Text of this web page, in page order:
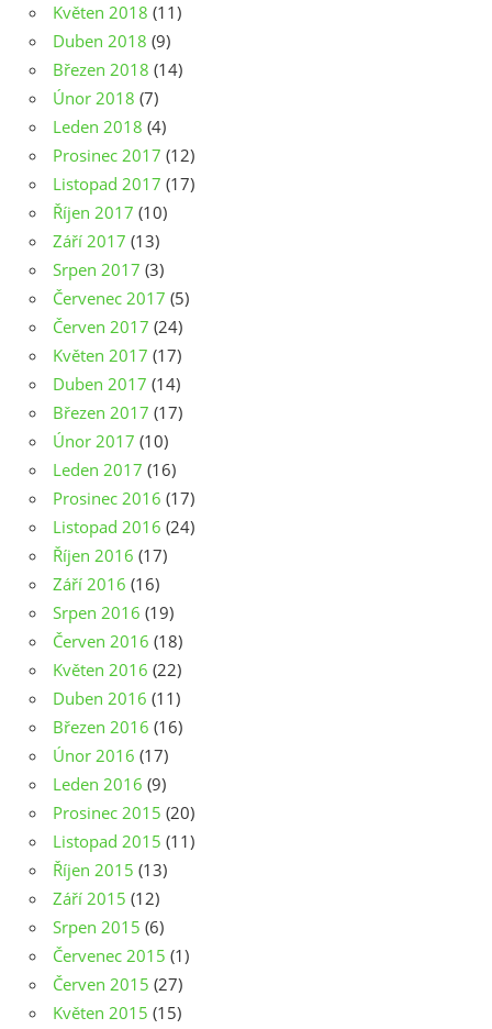
Květen 2018 (11)
Duben 2018 (9)
Březen 2018 (14)
Únor 2018 (7)
Leden 2018 (4)
Prosinec 2017 (12)
Listopad 2017 (17)
Říjen 2017 (10)
Září 2017 (13)
Srpen 2017 (3)
Červenec 2017 (5)
Červen 2017 (24)
Květen 2017 (17)
Duben 2017 (14)
Březen 2017 (17)
Únor 2017 (10)
Leden 2017 (16)
Prosinec 2016 (17)
Listopad 2016 (24)
Říjen 2016 (17)
Září 2016 (16)
Srpen 2016 (19)
Červen 2016 (18)
Květen 2016 (22)
Duben 2016 (11)
Březen 2016 (16)
Únor 2016 (17)
Leden 2016 (9)
Prosinec 2015 (20)
Listopad 2015 (11)
Říjen 2015 (13)
Září 2015 (12)
Srpen 2015 (6)
Červenec 2015 (1)
Červen 2015 (27)
Květen 2015 (15)